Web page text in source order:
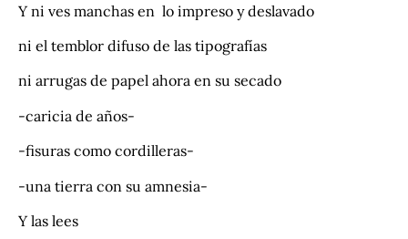
Y ni ves manchas en lo impreso y deslavado
ni el temblor difuso de las tipografías
ni arrugas de papel ahora en su secado
-caricia de años-
-fisuras como cordilleras-
-una tierra con su amnesia-
Y las lees